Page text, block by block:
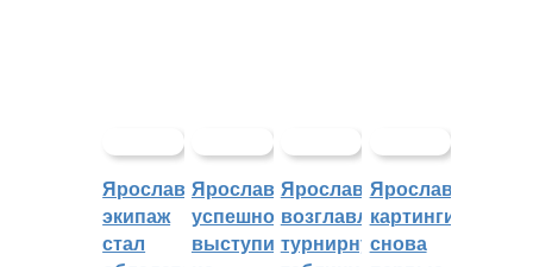
Ярославский
экипаж
стал
Ярославцы
успешно
выступили
Ярославцы
возглавляют
турнирную
Ярославские
картингисты
снова